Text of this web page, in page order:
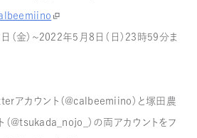
（金）～2022年5月8日（日）23時59分ま
アカウント（@calbeemiino）と塚田農
@tsukada_nojo_）の両アカウントをフ